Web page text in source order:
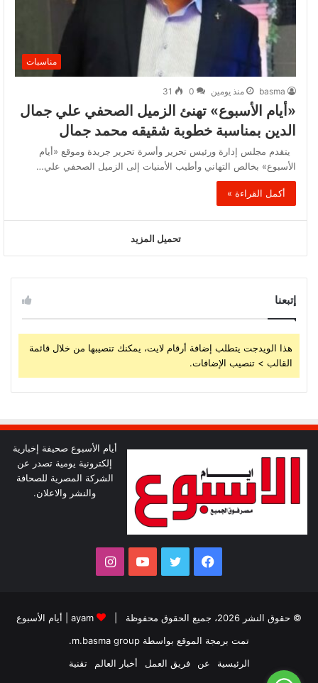
مناسبات
basma منذ يومين 0
31
«أيام الأسبوع» تهنئ الزميل الصحفي علي جمال
الدين بمناسبة خطوبة شقيقه محمد جمال
يتقدم مجلس إدارة ورئيس تحرير وأسرة تحرير جريدة وموقع «أيام
الأسبوع» بخالص التهاني وأطيب الأمنيات إلى الزميل الصحفي علي…
أكمل القراءة »
تحميل المزيد
إتبعنا
هذا الويدجت يتطلب إضافة أرقام لايت، يمكنك تنصيبها من خلال قائمة
القالب > تنصيب الإضافات.
أيام الأسبوع صحيفة إخبارية
إلكترونية يومية تصدر عن
الشركة المصرية للصحافة
والنشر والاعلان.
فيسبوك تويتر يوتيوبانستقرام
© حقوق النشر 2026، جميع الحقوق محفوظة | ayam
أيام الأسبوع
تمت برمجة الموقع بواسطة m.basma group
.
الرئيسية
عن فريق العمل أخبار العالم تقنية